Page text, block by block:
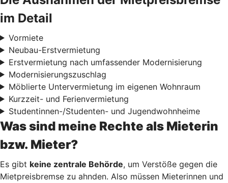
im Detail
Vormiete
Neubau-Erstvermietung
Erstvermietung nach umfassender Modernisierung
Modernisierungszuschlag
Möblierte Untervermietung im eigenen Wohnraum
Kurzzeit- und Ferienvermietung
Studentinnen-/Studenten- und Jugendwohnheime
Was sind meine Rechte als Mieterin
bzw. Mieter?
Es gibt keine zentrale Behörde, um Verstöße gegen die
Mietpreisbremse zu ahnden. Also müssen Mieterinnen und